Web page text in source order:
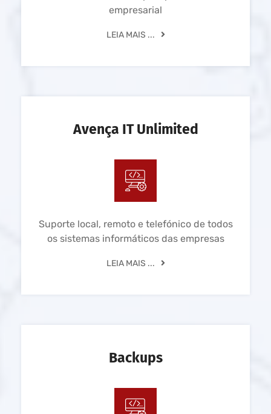
empresarial
LEIA MAIS ...
Avença IT Unlimited
Suporte local, remoto e telefónico de todos
os sistemas informáticos das empresas
LEIA MAIS ...
Backups